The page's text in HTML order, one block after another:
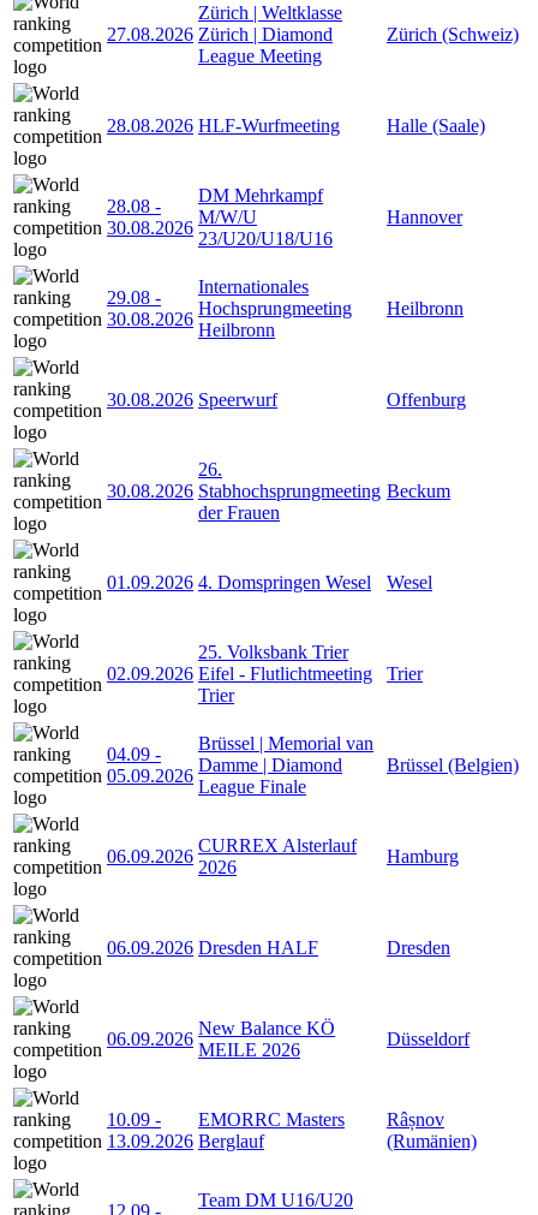
27.08.2026
Zürich | Weltklasse
Zürich | Diamond
League Meeting
Zürich (Schweiz)
28.08.2026 HLF-Wurfmeeting Halle (Saale)
28.08 -
30.08.2026
DM Mehrkampf
M/W/U
23/U20/U18/U16
Hannover
29.08 -
30.08.2026
Internationales
Hochsprungmeeting
Heilbronn
Heilbronn
30.08.2026 Speerwurf Offenburg
30.08.2026
26.
Stabhochsprungmeeting
der Frauen
Beckum
01.09.2026 4. Domspringen Wesel Wesel
02.09.2026
25. Volksbank Trier
Eifel - Flutlichtmeeting
Trier
Trier
04.09 -
05.09.2026
Brüssel | Memorial van
Damme | Diamond
League Finale
Brüssel (Belgien)
06.09.2026
CURREX Alsterlauf
2026
Hamburg
06.09.2026 Dresden HALF Dresden
06.09.2026
New Balance KÖ
MEILE 2026
Düsseldorf
10.09 -
13.09.2026
EMORRC Masters
Berglauf
Râșnov
(Rumänien)
12.09 -
Team DM U16/U20